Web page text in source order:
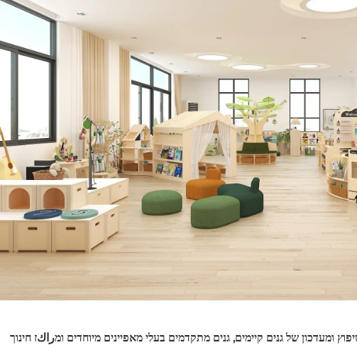
ומעדכון של גנים קיימים, גנים מתקדמים בעלי מאפיינים מיוחדים ומراكז חינוך